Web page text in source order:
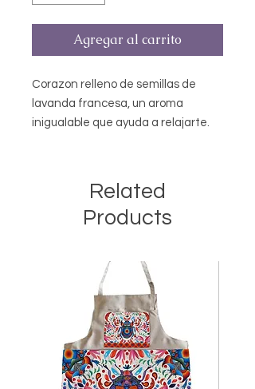
Agregar al carrito
Corazon relleno de semillas de
lavanda francesa, un aroma
inigualable que ayuda a relajarte.
el microondas dentro de una bolsa
de plastico, para aromatizar
lugares pequeños como cajones de
duerme junto de el. *Frotalo tantas
veces quieras para intesificar el
aroma. *El color de las telas pueden
Related
Products